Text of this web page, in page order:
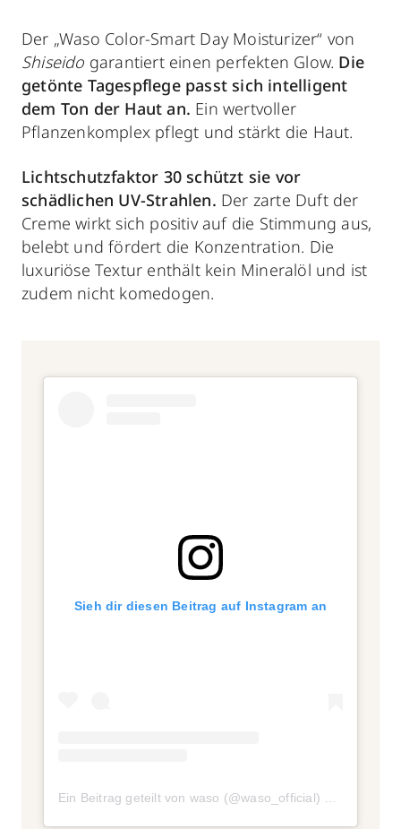
Der „Waso Color-Smart Day Moisturizer“ von
Shiseido garantiert einen perfekten Glow. Die
getönte Tagespflege passt sich intelligent
dem Ton der Haut an. Ein wertvoller
Pflanzenkomplex pflegt und stärkt die Haut.
Lichtschutzfaktor 30 schützt sie vor
schädlichen UV-Strahlen. Der zarte Duft der
Creme wirkt sich positiv auf die Stimmung aus,
belebt und fördert die Konzentration. Die
luxuriöse Textur enthält kein Mineralöl und ist
zudem nicht komedogen.
Sieh dir diesen Beitrag auf Instagram an
Ein Beitrag geteilt von waso (@waso_official)